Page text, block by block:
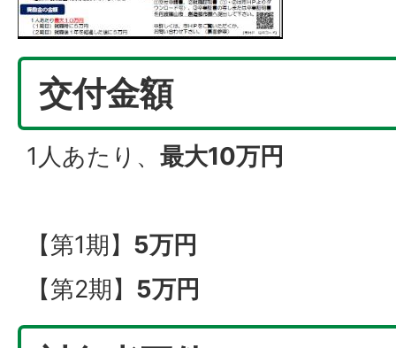
交付金額
1人あたり、 最大10万円
【第1期】 5万円
【第2期】 5万円